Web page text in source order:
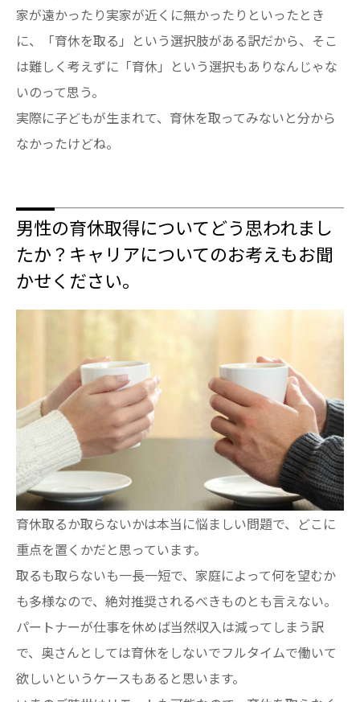
家が遠かったり実家が近くに無かったりといったとき
に、「育休を取る」という選択肢がある訳だから、そこ
は難しく考えずに「育休」という選択もありなんじゃな
いのって思う。
実際に子どもが生まれて、育休を取ってみないと分から
なかったけどね。
男性の育休取得についてどう思われまし
たか？キャリアについてのお考えもお聞
かせください。
育休取るか取らないかは本当に悩ましい問題で、どこに
重点を置くかだと思っています。
取るも取らないも一長一短で、家庭によって何を望むか
も多様なので、絶対推奨されるべきものとも言えない。
パートナーが仕事を休めば当然収入は減ってしまう訳
で、奥さんとしては育休をしないでフルタイムで働いて
欲しいというケースもあると思います。